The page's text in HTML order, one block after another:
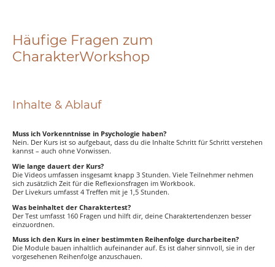
Häufige Fragen zum
CharakterWorkshop
Inhalte & Ablauf
Muss ich Vorkenntnisse in Psychologie haben?
Nein. Der Kurs ist so aufgebaut, dass du die Inhalte Schritt für Schritt verstehen
kannst – auch ohne Vorwissen.
Wie lange dauert der Kurs?
Die Videos umfassen insgesamt knapp 3 Stunden. Viele Teilnehmer nehmen
sich zusätzlich Zeit für die Reflexionsfragen im Workbook.
Der Livekurs umfasst 4 Treffen mit je 1,5 Stunden.
Was beinhaltet der Charaktertest?
Der Test umfasst 160 Fragen und hilft dir, deine Charaktertendenzen besser
einzuordnen.
Muss ich den Kurs in einer bestimmten Reihenfolge durcharbeiten?
Die Module bauen inhaltlich aufeinander auf. Es ist daher sinnvoll, sie in der
vorgesehenen Reihenfolge anzuschauen.